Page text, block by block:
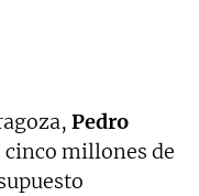
Pedro
cinco millones de